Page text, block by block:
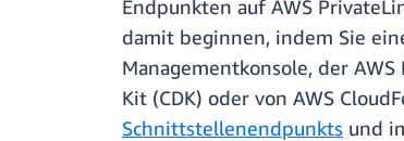
Endpunkten auf AWS
damit beginnen, indem Sie
Managementkonsole, der
Kit (CDK) oder von AWS
Schnittstellenendpunkts und